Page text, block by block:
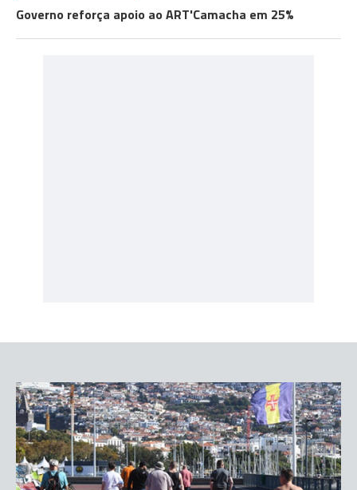
Governo reforça apoio ao ART'Camacha em 25%